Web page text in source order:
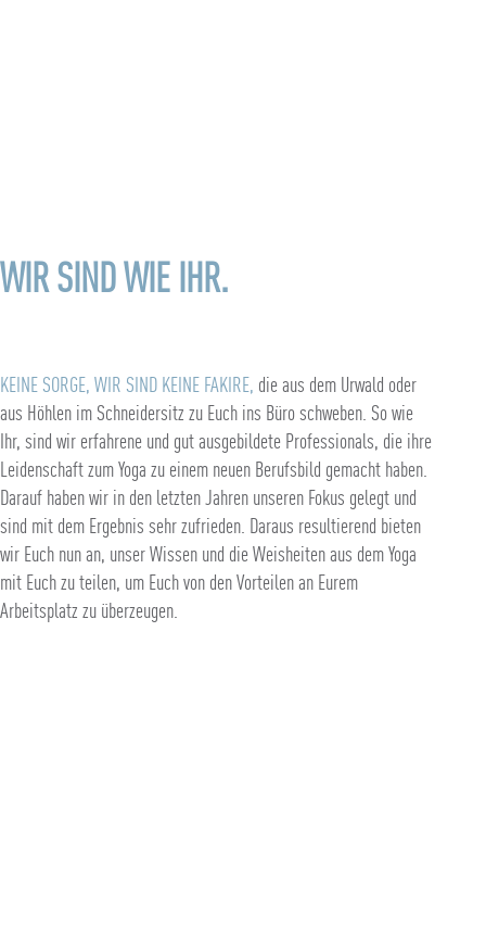
WIR SIND WIE IHR.
KEINE SORGE, WIR SIND KEINE FAKIRE, die aus dem Urwald oder
aus Höhlen im Schneidersitz zu Euch ins Büro schweben. So wie
Ihr, sind wir erfahrene und gut ausgebildete Professionals, die ihre
Leidenschaft zum Yoga zu einem neuen Berufsbild gemacht haben.
Darauf haben wir in den letzten Jahren unseren Fokus gelegt und
sind mit dem Ergebnis sehr zufrieden. Daraus resultierend bieten
wir Euch nun an, unser Wissen und die Weisheiten aus dem Yoga
mit Euch zu teilen, um Euch von den Vorteilen an Eurem
Arbeitsplatz zu überzeugen.